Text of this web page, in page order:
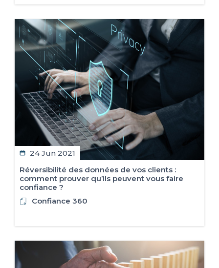
24 Jun 2021
Réversibilité des données de vos clients :
comment prouver qu’ils peuvent vous faire
confiance ?
Confiance 360